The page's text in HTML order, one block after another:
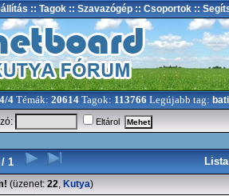
:: Tagok :: Szavazógép :: Csoportok ::
4 Témák: 20614 Tagok: 113766 Legújabb tag:
Eltárol
/ 1
(üzenet: 22, Kutya)